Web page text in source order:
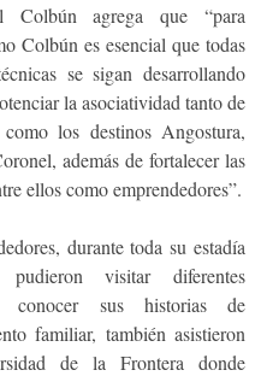
Colbún agrega que “para
Colbún es esencial que todas
se sigan desarrollando
la asociatividad tanto de
los destinos Angostura,
además de fortalecer las
ellos como emprendedores”.
durante toda su estadía
visitar diferentes
conocer sus historias de
familiar, también asistieron
de la Frontera donde